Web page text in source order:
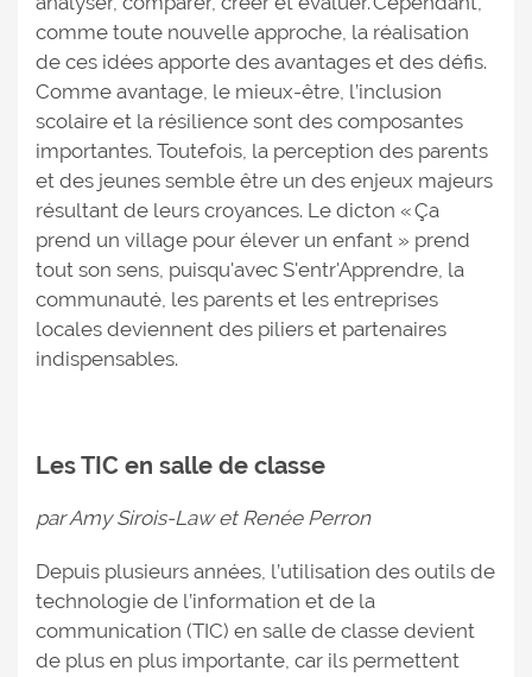
comme toute nouvelle approche, la réalisation
de ces idées apporte des avantages et des défis.
Comme avantage, le mieux-être, l’inclusion
scolaire et la résilience sont des composantes
importantes. Toutefois, la perception des parents
et des jeunes semble être un des enjeux majeurs
résultant de leurs croyances. Le dicton « Ça
prend un village pour élever un enfant » prend
tout son sens, puisqu'avec S'entr'Apprendre, la
communauté, les parents et les entreprises
locales deviennent des piliers et partenaires
indispensables.
Les TIC en salle de classe
par Amy Sirois-Law et Renée Perron
Depuis plusieurs années, l’utilisation des outils de
technologie de l’information et de la
communication (TIC) en salle de classe devient
de plus en plus importante, car ils permettent